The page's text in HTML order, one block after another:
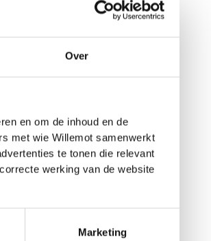
Over
en om de inhoud en de
met wie Willemot samenwerkt
te tonen die relevant
werking van de website
Marketing
verstuurd werden. U
activa van
door de
Raadpleeg
). Indien u geen brief hebt
.
levensverzekeringen.
de eigen activa van FLL
wordt vaak het